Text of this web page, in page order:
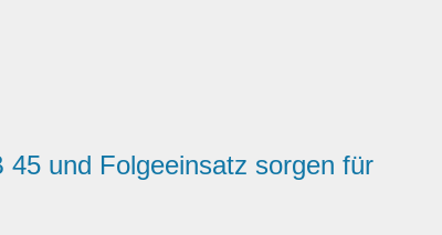
und Folgeeinsatz sorgen für